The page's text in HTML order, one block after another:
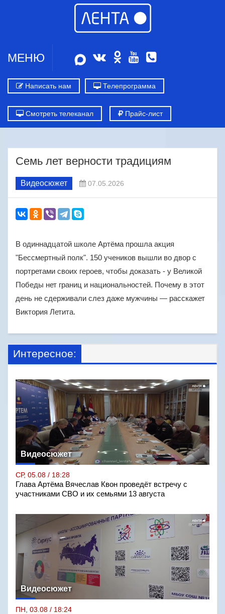
МЕНЮ
Написать нам Телепрограмма
Смотреть телеканал Прайс-лист
Семь лет верности традициям
Видеосюжет 07.05.2026
В одиннадцатой школе Артёма прошла акция
"Бессмертный полк". 150 учеников вышли во двор с
портретами своих героев, чтобы доказать - у Великой
Победы нет границ и национальностей. Почему в этот
день не сдерживали слез даже мужчины — расскажет
Виктория Летита.
Интересное:
Видеосюжет
СР, 05.08 / 18:28
Глава Артёма Вячеслав Квон проведёт встречу с
участниками СВО и их семьями 13 августа
Видеосюжет
ПН, 03.08 / 18:24